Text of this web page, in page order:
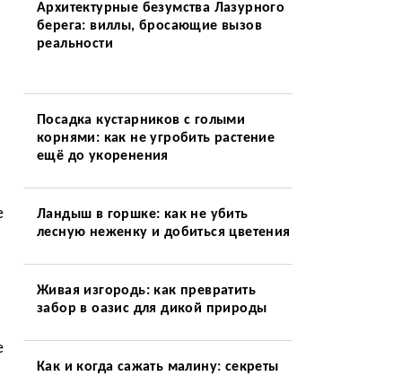
Архитектурные безумства Лазурного
берега: виллы, бросающие вызов
реальности
Посадка кустарников с голыми
корнями: как не угробить растение
ещё до укоренения
Ландыш в горшке: как не убить
лесную неженку и добиться цветения
Живая изгородь: как превратить
забор в оазис для дикой природы
Как и когда сажать малину: секреты